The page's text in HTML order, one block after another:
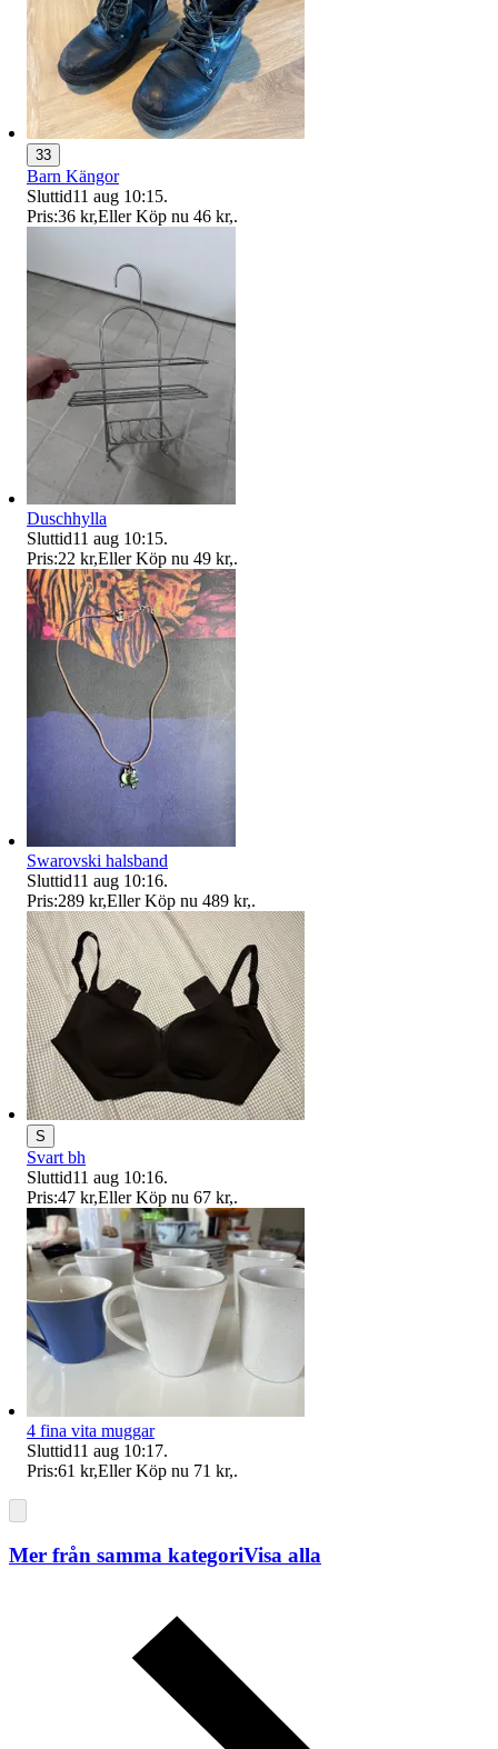
33
Barn Kängor
Sluttid11 aug 10:15.
Pris:36 kr,Eller Köp nu 46 kr,.
Duschhylla
Sluttid11 aug 10:15.
Pris:22 kr,Eller Köp nu 49 kr,.
Swarovski halsband
Sluttid11 aug 10:16.
Pris:289 kr,Eller Köp nu 489 kr,.
S
Svart bh
Sluttid11 aug 10:16.
Pris:47 kr,Eller Köp nu 67 kr,.
4 fina vita muggar
Sluttid11 aug 10:17.
Pris:61 kr,Eller Köp nu 71 kr,.
Mer från samma kategoriVisa alla